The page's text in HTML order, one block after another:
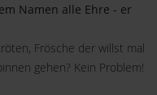
Namen alle Ehre - er
Frösche der willst mal
gehen? Kein Problem!